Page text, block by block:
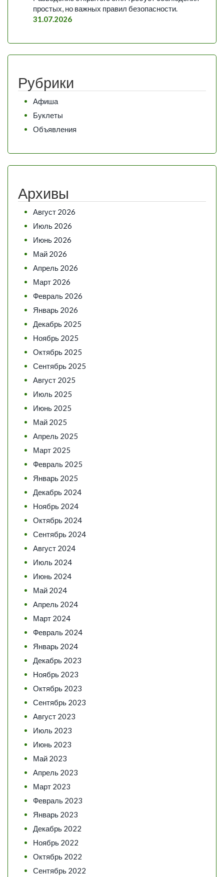
простых, но важных правил безопасности.
31.07.2026
Рубрики
Афиша
Буклеты
Объявления
Архивы
Август 2026
Июль 2026
Июнь 2026
Май 2026
Апрель 2026
Март 2026
Февраль 2026
Январь 2026
Декабрь 2025
Ноябрь 2025
Октябрь 2025
Сентябрь 2025
Август 2025
Июль 2025
Июнь 2025
Май 2025
Апрель 2025
Март 2025
Февраль 2025
Январь 2025
Декабрь 2024
Ноябрь 2024
Октябрь 2024
Сентябрь 2024
Август 2024
Июль 2024
Июнь 2024
Май 2024
Апрель 2024
Март 2024
Февраль 2024
Январь 2024
Декабрь 2023
Ноябрь 2023
Октябрь 2023
Сентябрь 2023
Август 2023
Июль 2023
Июнь 2023
Май 2023
Апрель 2023
Март 2023
Февраль 2023
Январь 2023
Декабрь 2022
Ноябрь 2022
Октябрь 2022
Сентябрь 2022